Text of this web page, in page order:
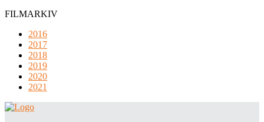
FILMARKIV
2016
2017
2018
2019
2020
2021